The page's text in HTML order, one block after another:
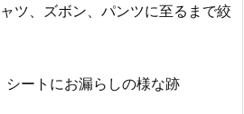
ツ、ズボン、パンツに至るまで絞
ートにお漏らしの様な跡